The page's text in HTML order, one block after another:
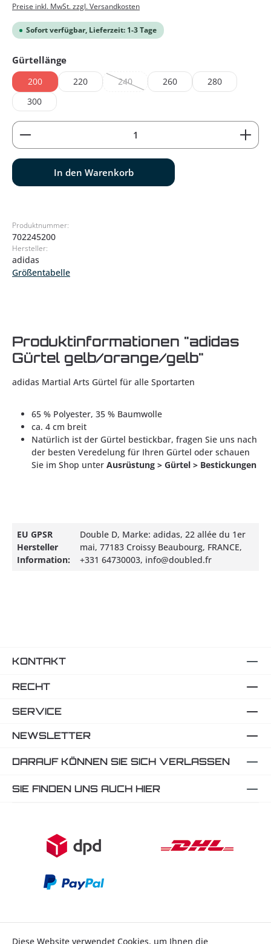
Preise inkl. MwSt. zzgl. Versandkosten
Sofort verfügbar, Lieferzeit: 1-3 Tage
Gürtellängeauswählen
200 220 240
(Diese Option ist zurzeit nicht verfügbar.)
260
280
300
Produkt Anzahl: Gib den gewünschten Wert ein
In den Warenkorb
Produktnummer:
702245200
Hersteller:
adidas
Größentabelle
Produktinformationen "adidas
Gürtel gelb/orange/gelb"
adidas Martial Arts Gürtel für alle Sportarten
65 % Polyester, 35 % Baumwolle
ca. 4 cm breit
Natürlich ist der Gürtel bestickbar, fragen Sie uns nach
der besten Veredelung für Ihren Gürtel oder schauen
Sie im Shop unter Ausrüstung > Gürtel > Bestickungen
EU GPSR
Hersteller
Information:
Double D, Marke: adidas, 22 allée du 1er
mai, 77183 Croissy Beaubourg, FRANCE,
+331 64730003, info@doubled.fr
KONTAKT
RECHT
SERVICE
NEWSLETTER
DARAUF KÖNNEN SIE SICH VERLASSEN
SIE FINDEN UNS AUCH HIER
Diese Website verwendet Cookies, um Ihnen die